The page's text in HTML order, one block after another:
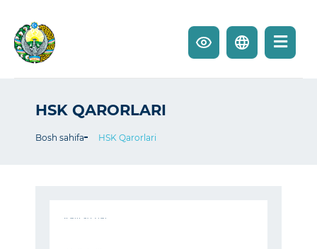
HSK QARORLARI
Bosh sahifa HSK Qarorlari